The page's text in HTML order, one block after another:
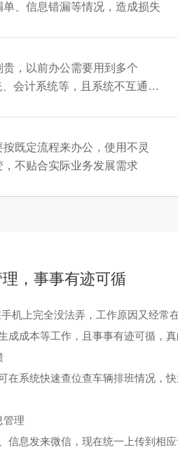
、信息错漏等情况，造成损失
，以前办公需要用到多个
会计系统等，且系统不互通，
按既定流程来办公，使用不灵
不贴合实际业务发展需求
，事事有迹可循
机上完全没法弄，工作原因又经
成成本等工作，且事事有迹可循，
在系统快速查位查车辆排班情况，
管理
信息发来微信，现在统一上传到相